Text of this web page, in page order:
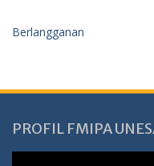
Berlangganan
PROFIL FMIPA